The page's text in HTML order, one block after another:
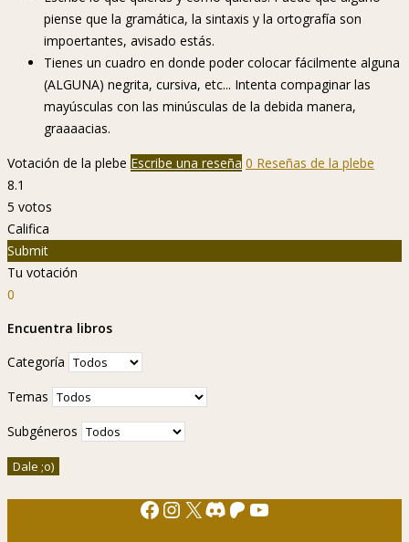
piense que la gramática, la sintaxis y la ortografía son
impoertantes, avisado estás.
Tienes un cuadro en donde poder colocar fácilmente alguna
(ALGUNA) negrita, cursiva, etc... Intenta compaginar las
mayúsculas con las minúsculas de la debida manera,
graaaacias.
Votación de la plebe Escribe una reseña 0 Reseñas de la plebe
8.1
5 votos
Califica
Submit
Tu votación
0
Encuentra libros
Categoría
Temas
Subgéneros
Facebook
Instagram
X Discord
Patreon
YouTube